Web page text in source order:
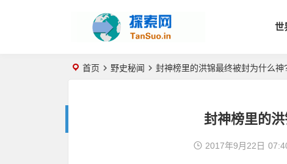
世
首页 野史秘闻 封神榜里的洪锦最终被封为什么神
封神榜里的
2017年9月22日